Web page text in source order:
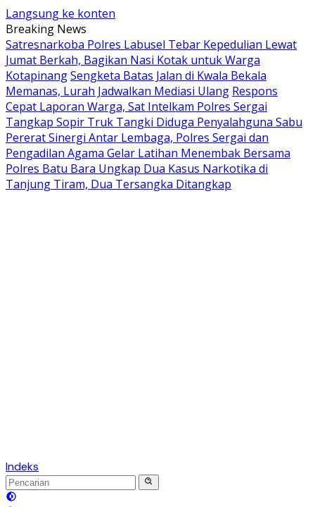
Langsung ke konten
Breaking News
Satresnarkoba Polres Labusel Tebar Kepedulian Lewat
Jumat Berkah, Bagikan Nasi Kotak untuk Warga
KotapinangSengketa Batas Jalan di Kwala Bekala
Memanas, Lurah Jadwalkan Mediasi Ulang Respons
Cepat Laporan Warga, Sat Intelkam Polres Sergai
Tangkap Sopir Truk Tangki Diduga Penyalahguna Sabu
Pererat Sinergi Antar Lembaga, Polres Sergai dan
Pengadilan Agama Gelar Latihan Menembak Bersama
Polres Batu Bara Ungkap Dua Kasus Narkotika di
Tanjung Tiram, Dua Tersangka Ditangkap
Indeks